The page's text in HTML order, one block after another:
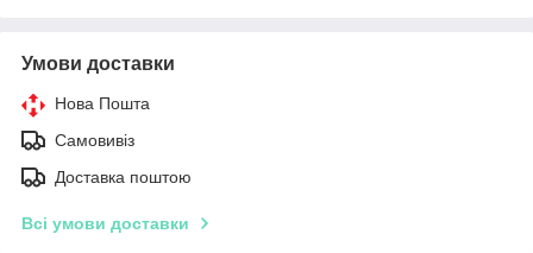
Умови доставки
Нова Пошта
Самовивіз
Доставка поштою
Всі умови доставки